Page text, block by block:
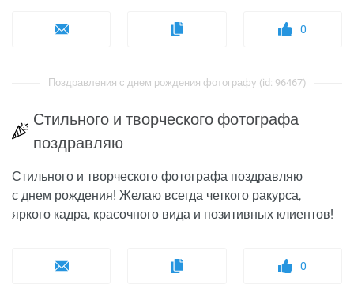
0
Поздравления с днем рождения фотографу (id: 96467)
Стильного и творческого фотографа
поздравляю
Стильного и творческого фотографа поздравляю
с днем рождения! Желаю всегда четкого ракурса,
яркого кадра, красочного вида и позитивных клиентов!
0